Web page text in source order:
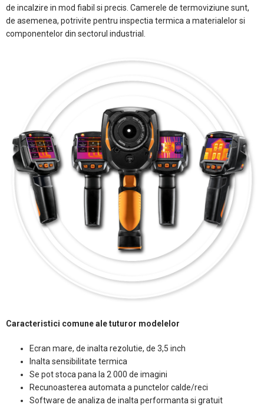
de incalzire in mod fiabil si precis. Camerele de termoviziune sunt,
de asemenea, potrivite pentru inspectia termica a materialelor si
componentelor din sectorul industrial.
Caracteristici comune ale tuturor modelelor
Ecran mare, de inalta rezolutie, de 3,5 inch
Inalta sensibilitate termica
Se pot stoca pana la 2 000 de imagini
Recunoasterea automata a punctelor calde/reci
Software de analiza de inalta performanta si gratuit